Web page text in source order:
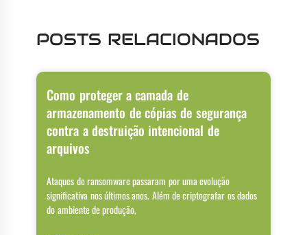
POSTS RELACIONADOS
Como proteger a camada de
armazenamento de cópias de segurança
contra a destruição intencional de
arquivos
Ataques de ransomware passaram por uma evolução
significativa nos últimos anos. Além de criptografar os dados
do ambiente de produção,